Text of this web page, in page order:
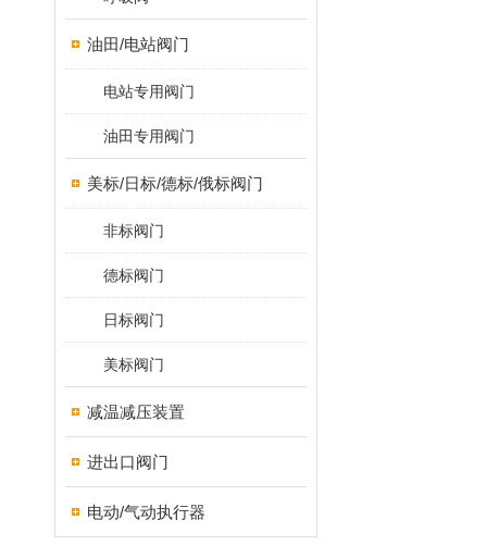
油田/电站阀门
电站专用阀门
油田专用阀门
美标/日标/德标/俄标阀门
非标阀门
德标阀门
日标阀门
美标阀门
减温减压装置
进出口阀门
电动/气动执行器